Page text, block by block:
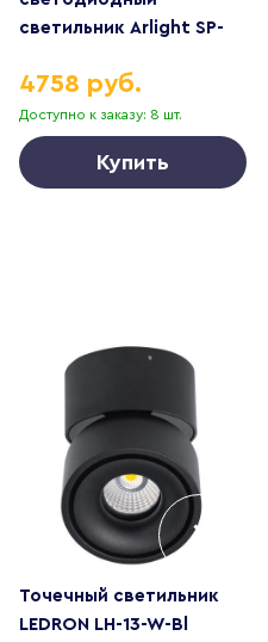
светильник Arlight SP-
Day4000 (BK, 110 deg,
230V) 043965
Доступно к заказу: 8 шт.
4758 руб.
Купить
Точечный светильник
LEDRON LH-13-W-Bl